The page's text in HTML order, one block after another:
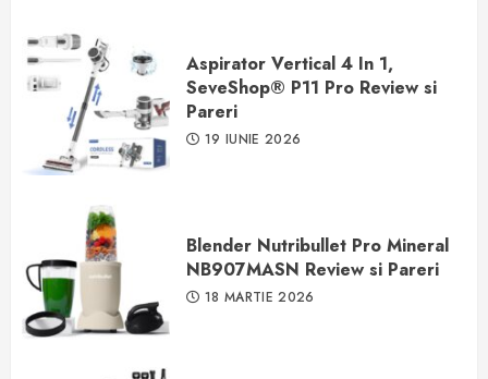
Aspirator Vertical 4 In 1,
SeveShop® P11 Pro Review si
Pareri
19 IUNIE 2026
Blender Nutribullet Pro Mineral
NB907MASN Review si Pareri
18 MARTIE 2026